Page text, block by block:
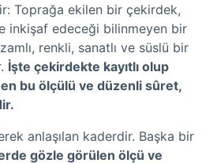
Toprağa ekilen bir çekirdek,
inkişaf edeceği bilinmeyen bir
renkli, sanatlı ve süslü bir
İşte çekirdekte kayıtlı olup
bu ölçülü ve düzenli sûret,
anlaşılan kaderdir. Başka bir
gözle görülen ölçü ve